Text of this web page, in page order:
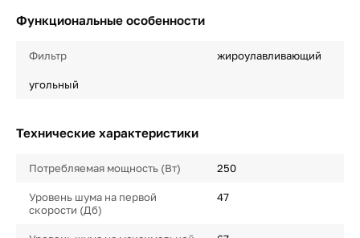
Функциональные особенности
Фильтр жироулавливающий
угольный
Технические характеристики
Потребляемая мощность (Вт) 250
Уровень шума на первой
скорости (Дб)
47